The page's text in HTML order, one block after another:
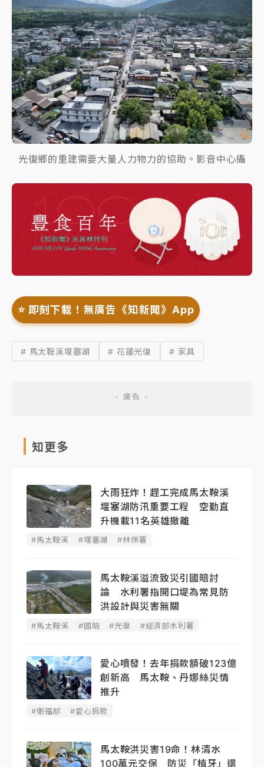
光復鄉的重建需要大量人力物力的協助。影音中心攝
⭐️ 即刻下載！無廣告《知新聞》App
# 馬太鞍溪堰塞湖 # 花蓮光復 # 家具
知更多
大雨狂炸！趕工完成馬太鞍溪
堰塞湖防汛重要工程 空勤直
升機載11名英雄撤離
#馬太鞍溪 #堰塞湖 #林保署
馬太鞍溪溢流致災引國賠討
論 水利署指開口堤為常見防
洪設計與災害無關
#馬太鞍溪 #國賠 #光復 #經濟部水利署
愛心噴發！去年捐款額破123億
創新高 馬太鞍、丹娜絲災情
推升
#衛福部 #愛心捐款
馬太鞍洪災害19命！林清水
100萬元交保 防災「植牙」還